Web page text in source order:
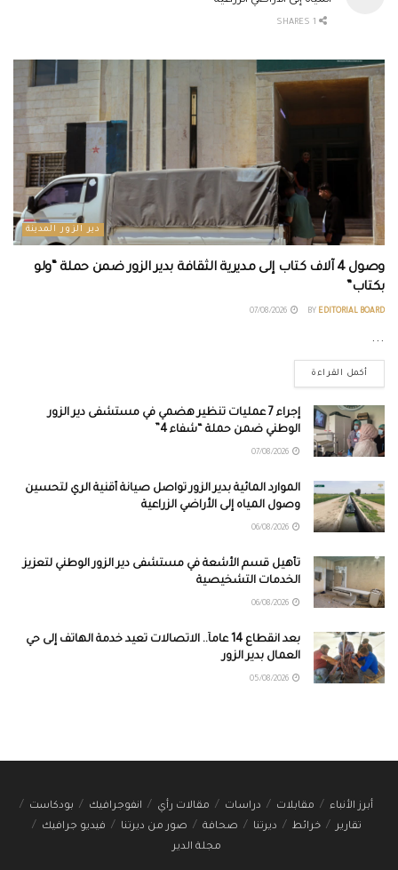
دير الزور المدينة
وصول 4 آلاف كتاب إلى مديرية الثقافة بدير الزور ضمن حملة “ولو
بكتاب”
BY EDITORIAL BOARD
...
أكمل القراءة
إجراء 7 عمليات تنظير هضمي في مستشفى دير الزور
الوطني ضمن حملة “شفاء 4”
الموارد المائية بدير الزور تواصل صيانة أقنية الري لتحسين
وصول المياه إلى الأراضي الزراعية
تأهيل قسم الأشعة في مستشفى دير الزور الوطني لتعزيز
الخدمات التشخيصية
بعد انقطاع 14 عاماً.. الاتصالات تعيد خدمة الهاتف إلى حي
العمال بدير الزور
أبرز الأنباء مقابلات دراسات مقالات رأي انفوجرافيك
بودكاست
تقارير
خرائط ديرتنا صحافة صور من ديرتنا
فيديو جرافيك
مجلة الدير